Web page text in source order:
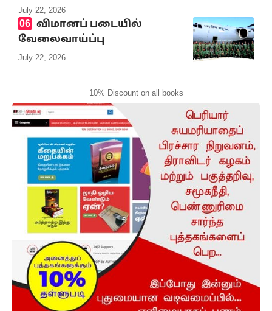
July 22, 2026
விமானப் படையில்
வேலைவாய்ப்பு
July 22, 2026
10% Discount on all books